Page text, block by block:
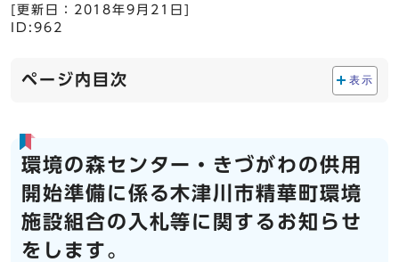
[更新日： 2018年9月21日
ID:962
ページ内目次 表示
環境の森センター・きづがわの供用
開始準備に係る木津川市精華町環境
施設組合の入札等に関するお知らせ
をします。